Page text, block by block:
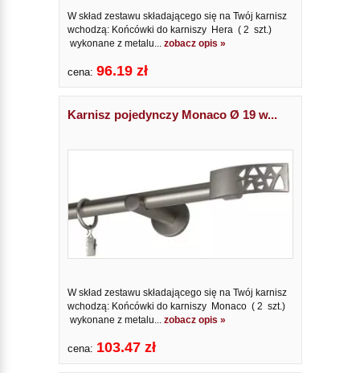
W skład zestawu składającego się na Twój karnisz
wchodzą: Końcówki do karniszy Hera ( 2 szt.)
wykonane z metalu... zobacz opis »
cena: 96.19 zł
Karnisz pojedynczy Monaco Ø 19 w...
W skład zestawu składającego się na Twój karnisz
wchodzą: Końcówki do karniszy Monaco ( 2 szt.)
wykonane z metalu... zobacz opis »
cena: 103.47 zł